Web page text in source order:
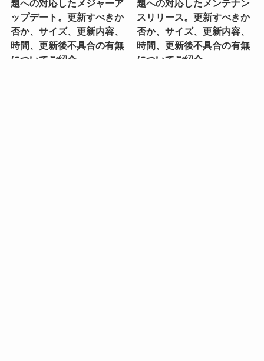
題への対応したメジャーア
ップデート。更新すべきか
否か、サイズ、更新内容、
時間、更新後不具合の有無
についてご紹介
題への対応したメンテナン
スリリース。更新すべきか
否か、サイズ、更新内容、
時間、更新後不具合の有無
についてご紹介